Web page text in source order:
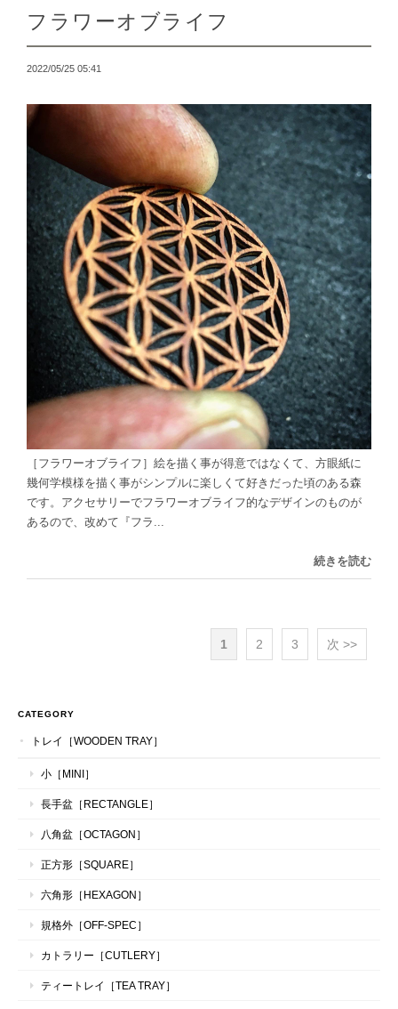
フラワーオブライフ
2022/05/25 05:41
［フラワーオブライフ］絵を描く事が得意ではなくて、方眼紙に
幾何学模様を描く事がシンプルに楽しくて好きだった頃のある森
です。アクセサリーでフラワーオブライフ的なデザインのものが
あるので、改めて『フラ...
続きを読む
1 2 3 次 >>
CATEGORY
トレイ［WOODEN TRAY］
小［MINI］
長手盆［RECTANGLE］
八角盆［OCTAGON］
正方形［SQUARE］
六角形［HEXAGON］
規格外［OFF-SPEC］
カトラリー［CUTLERY］
ティートレイ［TEA TRAY］